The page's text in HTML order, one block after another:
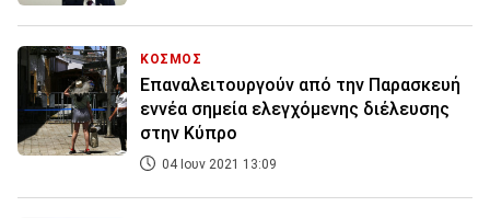
ΚΟΣΜΟΣ
Επαναλειτουργούν από την Παρασκευή
εννέα σημεία ελεγχόμενης διέλευσης
στην Κύπρο
04 Ιουν 2021 13:09